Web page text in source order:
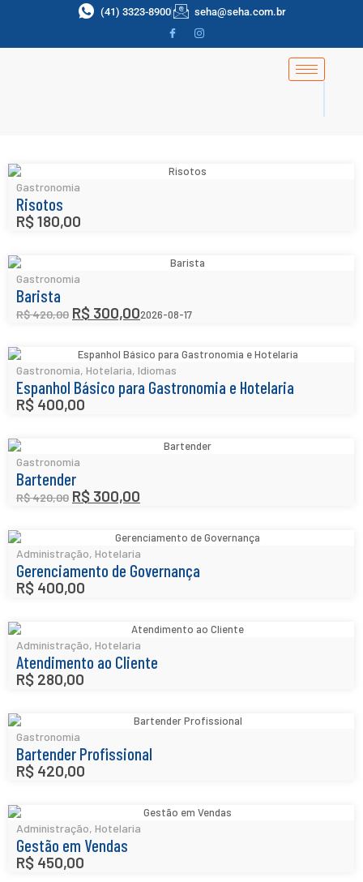
(41) 3323-8900 seha@seha.com.br
Gastronomia
Risotos
R$180,00
Gastronomia
Barista
R$420,00 R$ 300,002026-08-17
Gastronomia, Hotelaria, Idiomas
Espanhol Básico para Gastronomia e Hotelaria
R$ 400,00
Gastronomia
Bartender
R$420,00 R$ 300,00
Administração, Hotelaria
Gerenciamento de Governança
R$ 400,00
Administração, Hotelaria
Atendimento ao Cliente
R$ 280,00
Gastronomia
Bartender Profissional
R$ 420,00
Administração, Hotelaria
Gestão em Vendas
R$ 450,00